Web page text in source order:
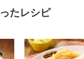
たレシピ